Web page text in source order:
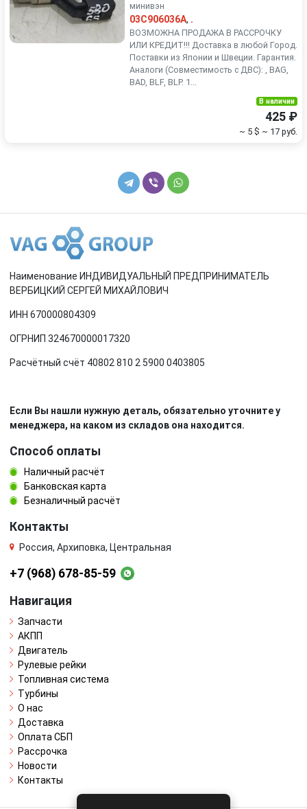
Smart
Subaru Suzuki
Volkswagen
минивэн
03C906036A, .
ВОЗМОЖНА ПРОДАЖА В РАССРОЧКУ
ИЛИ КРЕДИТ!!! Доставка в любой Город.
Поставки из Японии и Швеции. Гарантия.
Аналоги (Совместимость с ДВС): , BAG,
BAD, BLF, BLP. 1...
В наличии
425 ₽
~ 5 $ ~ 17 руб.
Наименование ИНДИВИДУАЛЬНЫЙ ПРЕДПРИНИМАТЕЛЬ
ВЕРБИЦКИЙ СЕРГЕЙ МИХАЙЛОВИЧ
ИНН 670000804309
ОГРНИП 324670000017320
Расчётный счёт 40802 810 2 5900 0403805
Если Вы нашли нужную деталь, обязательно уточните у
менеджера, на каком из складов она находится.
Способ оплаты
Наличный расчёт
Банковская карта
Безналичный расчёт
Контакты
Россия, Архиповка, Центральная
+7 (968) 678-85-59
Навигация
Запчасти
АКПП
Двигатель
Рулевые рейки
Топливная система
Турбины
О нас
Доставка
Оплата СБП
Рассрочка
Новости
Контакты